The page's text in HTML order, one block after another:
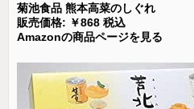
菊池食品 熊本高菜のしぐれ
販売価格: ￥868 税込
Amazonの商品ページを見る